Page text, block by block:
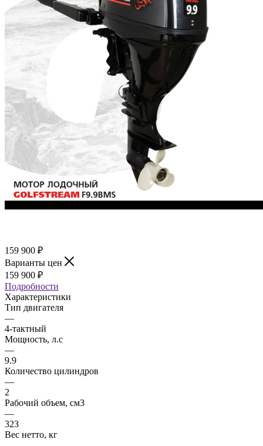
159 900 ₽
Варианты цен
159 900 ₽
Подробности
Характеристики
Тип двигателя
—
4-тактный
Мощность, л.с
—
9.9
Количество цилиндров
—
2
Рабочий объем, см3
—
323
Вес нетто, кг